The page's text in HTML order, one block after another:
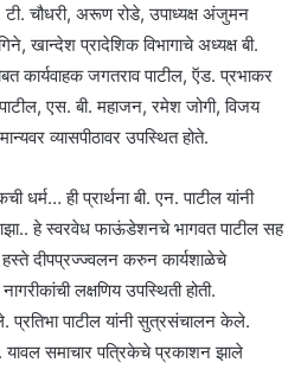
टी. चौधरी, अरूण रोडे, उपाध्यक्ष अंजुमन
खान्देश प्रादेशिक विभागाचे अध्यक्ष बी.
कार्यवाहक जगतराव पाटील, ऍड. प्रभाकर
एस. बी. महाजन, रमेश जोगी, विजय
व्यासपीठावर उपस्थित होते.
धर्म… ही प्रार्थना बी. एन. पाटील यांनी
माझा.. हे स्वरवेध फाऊंडेशनचे भागवत पाटील सह
हस्ते दीपप्रज्ज्वलन करुन कार्यशाळेचे
लक्षणिय उपस्थिती होती.
प्रतिभा पाटील यांनी सुत्रसंचालन केले.
यावल समाचार पत्रिकेचे प्रकाशन झाले